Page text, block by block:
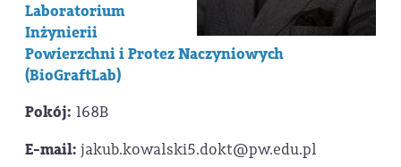
Laboratorium
Inżynierii
Powierzchni i Protez Naczyniowych
(BioGraftLab)
Pokój: 168B
E-mail: jakub.kowalski5.dokt@pw.edu.pl